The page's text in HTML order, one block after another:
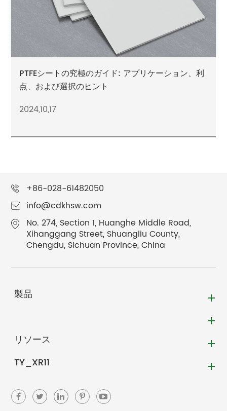
PTFEシートの究極のガイド: アプリケーション、利
点、および選択のヒント
2024,10,17
+86-028-61482050
info@cdkhsw.com
No. 274, Section 1, Huanghe Middle Road,
Xihanggang Street, Shuangliu County,
Chengdu, Sichuan Province, China
製品
リソース
TY_XR11